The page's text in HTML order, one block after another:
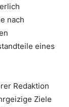
nach
eines
Redaktion
Ziele